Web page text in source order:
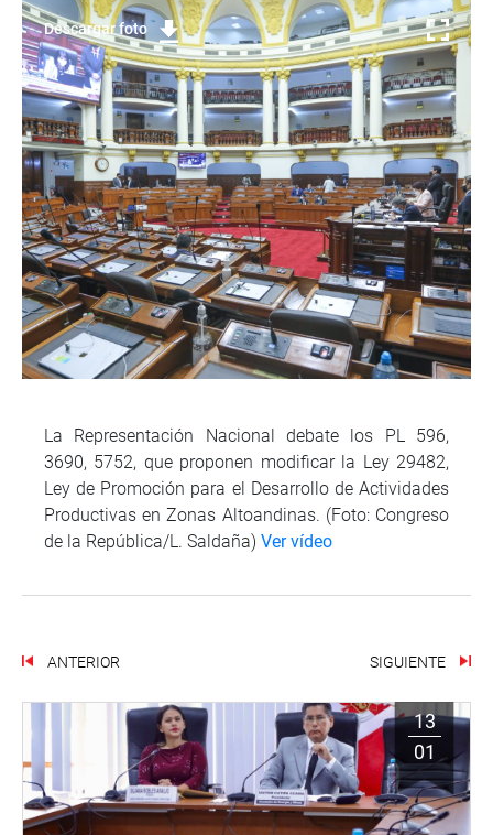
Descargar foto
La Representación Nacional debate los PL 596,
3690, 5752, que proponen modificar la Ley 29482,
Ley de Promoción para el Desarrollo de Actividades
Productivas en Zonas Altoandinas. (Foto: Congreso
de la República/L. Saldaña) Ver vídeo
ANTERIOR SIGUIENTE
13
01